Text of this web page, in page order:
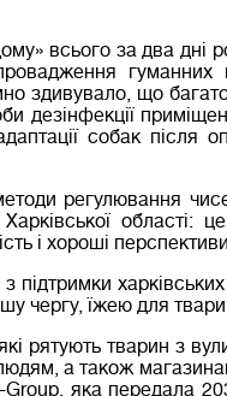
всього за два дні
гуманних
здивувало, що
дезінфекції
собак після
регулювання
і хороші
чергу, їжею для
рятують тварин з
а також
яка передала